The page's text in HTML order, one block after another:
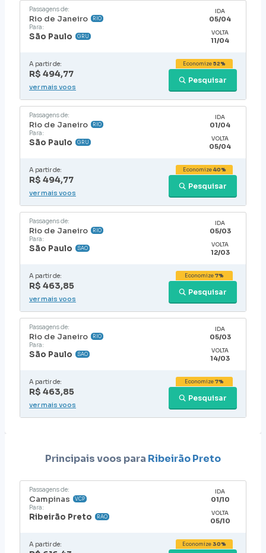
Passagens de:
Rio de Janeiro RIO
Para:
São Paulo GRU
IDA
05/04
VOLTA
11/04
A partir de:
R$ 494,77
Pesquisar
Economize52%
ver mais voos
Passagens de:
Rio de Janeiro RIO
Para:
São Paulo GRU
IDA
01/04
VOLTA
05/04
A partir de:
R$ 494,77
Pesquisar
Economize40%
ver mais voos
Passagens de:
Rio de Janeiro RIO
Para:
São Paulo SAO
IDA
05/03
VOLTA
12/03
A partir de:
R$ 463,85
Pesquisar
Economize7%
ver mais voos
Passagens de:
Rio de Janeiro RIO
Para:
São Paulo SAO
IDA
05/03
VOLTA
14/03
A partir de:
R$ 463,85
Pesquisar
Economize7%
ver mais voos
Principais voos para Ribeirão Preto
Passagens de:
Campinas VCP
Para:
Ribeirão Preto RAO
IDA
01/10
VOLTA
05/10
A partir de: Economize30%